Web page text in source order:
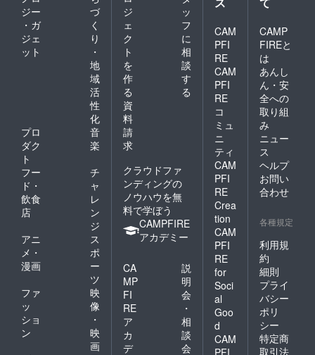
催日の
ジ」 →
された
公演開
催日か
ら約一
週間後
②「QR
コード
入りの
デジタ
ル色
紙」
③「公
演の定
点映
像」 →
ご支援
公演開
翌日
部への
禁止と
させて
いただ
きま
す。 お
届け予
定時期
※状況に
より前
後する
場合が
ありま
す。
①「あ
りがと
うビデ
セー
ジ」 →
ご支援
された
公演開
催日か
ら約一
週間後
②「QR
コード
入りの
デジタ
で映像
支障が
あった
場合に
はその
旨をお
伝えし
た上で
別公演
の映像
をお送
りさせ
ていた
だく可
能性が
ありま
す。
等、外
部への
公開は
禁止と
させて
いただ
きま
す。 お
届け予
定時期
※状況に
より前
環境を
ご準備
くださ
い。 ※
定点映
像には
会場内
の環境
音も含
まれま
す。ご
了承く
ださ
い。 ※
万が
一、機
ブル等
で映像
収録に
支障が
あった
場合に
はその
旨をお
伝えし
た上で
別公演
の映像
をお送
間は、
ンのお
届けか
ら24時
間限定
となり
ます。
※映像の
共有に
YouTub
eを使用
しま
す。予
め、再
生可能
フォン
やPC端
末と
ネット
環境を
ご準備
くださ
い。 ※
定点映
像には
会場内
の環境
②のQR
から限
定公開
URLに
アクセ
スする
と、
【名古
屋 夜
公演】
の定点
映像を
ご視聴
いただ
けま
す！ ※
有効期
リター
ンのお
届けか
ら24時
間限定
となり
ます。
※映像の
共有に
等、外
部への
公開は
禁止と
させて
いただ
きま
す。 リ
ターン
「【東
京 公
演】の
定点映
像」 リ
ターン
コード
定公開
URLに
アクセ
スする
【東
京 公
演】の
定点映
像をご
ジー
・ガ
ジェ
ット
づ
く
り
・
地
域
活
性
化
プロ
ダク
ト
音
楽
フー
ド・
飲食
店
チ
ャ
レ
ン
ジ
アニ
メ・
漫画
ス
ポ
ー
ツ
ファ
ッ
ショ
ン
映
像
・
映
画
ジ
ェ
ク
ト
を
作
る
ッ
フ
に
相
談
す
る
資
料
請
求
クラウドファ
ンディングの
ノウハウを無
料で学ぼう
CAMPFIRE
アカデミー
CA
MP
FI
RE
ア
カ
デ
説
明
会
・
相
談
会
CAM
PFI
RE
CAM
PFI
RE
コ
ミュ
ニ
ティ
CAM
PFI
RE
Crea
tion
CAM
PFI
RE
for
Soci
al
Goo
d
CAM
PFI
CAMP
FIREと
は
あんし
ん・安
全への
取り組
み
ニュー
ス
ヘルプ
お問い
合わせ
各種規定
利用規
約
細則
プライ
バシー
ポリ
シー
特定商
取引法